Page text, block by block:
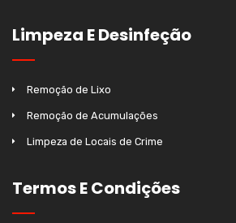
Limpeza E Desinfeção
Remoção de Lixo
Remoção de Acumulações
Limpeza de Locais de Crime
Termos E Condições